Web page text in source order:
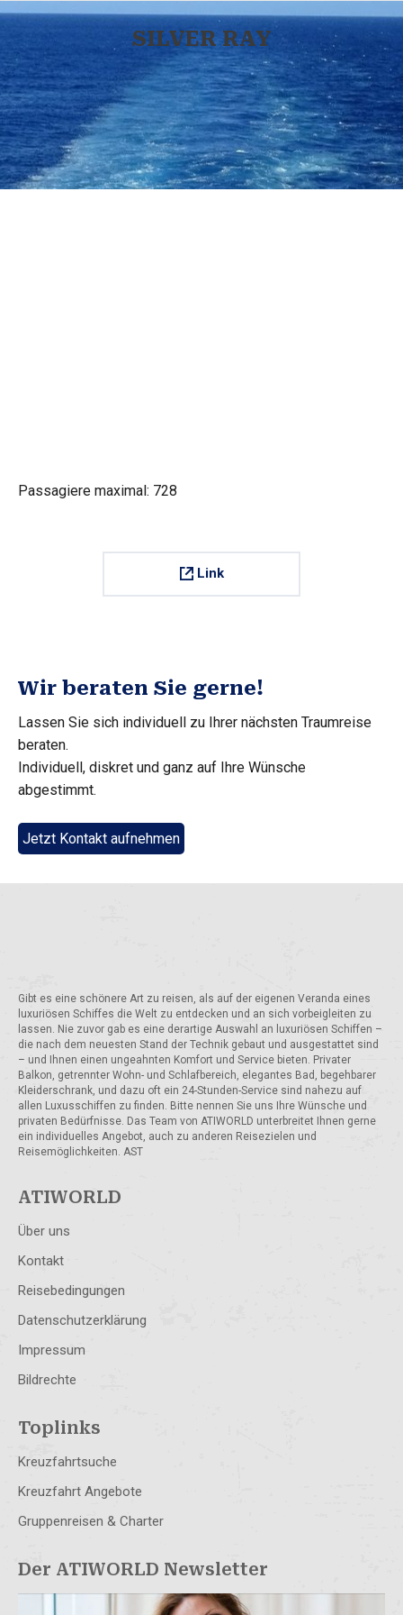
SILVER RAY
Passagiere maximal: 728
Link
Wir beraten Sie gerne!
Lassen Sie sich individuell zu Ihrer nächsten Traumreise
beraten.
Individuell, diskret und ganz auf Ihre Wünsche
abgestimmt.
Jetzt Kontakt aufnehmen
Gibt es eine schönere Art zu reisen, als auf der eigenen Veranda eines
luxuriösen Schiffes die Welt zu entdecken und an sich vorbeigleiten zu
lassen. Nie zuvor gab es eine derartige Auswahl an luxuriösen Schiffen –
die nach dem neuesten Stand der Technik gebaut und ausgestattet sind
– und Ihnen einen ungeahnten Komfort und Service bieten. Privater
Balkon, getrennter Wohn- und Schlafbereich, elegantes Bad, begehbarer
Kleiderschrank, und dazu oft ein 24-Stunden-Service sind nahezu auf
allen Luxusschiffen zu finden. Bitte nennen Sie uns Ihre Wünsche und
privaten Bedürfnisse. Das Team von ATIWORLD unterbreitet Ihnen gerne
ein individuelles Angebot, auch zu anderen Reisezielen und
Reisemöglichkeiten. AST
ATIWORLD
Über uns
Kontakt
Reisebedingungen
Datenschutzerklärung
Impressum
Bildrechte
Toplinks
Kreuzfahrtsuche
Kreuzfahrt Angebote
Gruppenreisen & Charter
Der ATIWORLD Newsletter